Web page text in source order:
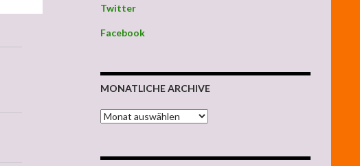
Twitter
Facebook
MONATLICHE ARCHIVE
MONATLICHE ARCHIVE